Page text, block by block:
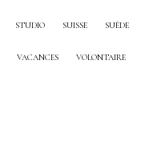
STUDIO SUISSE SUÈDE
VACANCES VOLONTAIRE